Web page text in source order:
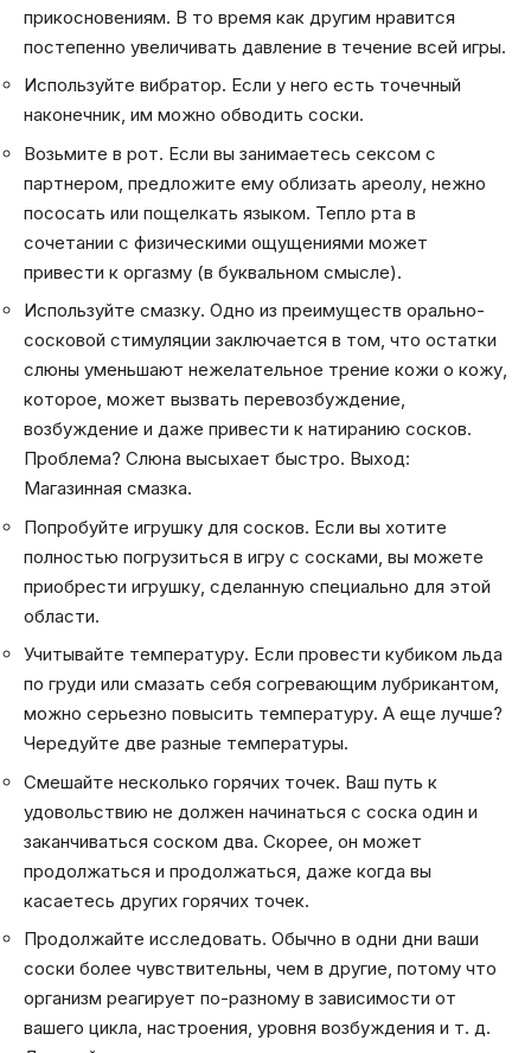
прикосновениям. В то время как другим нравится
постепенно увеличивать давление в течение всей игры.
Используйте вибратор. Если у него есть точечный
наконечник, им можно обводить соски.
Возьмите в рот. Если вы занимаетесь сексом с
партнером, предложите ему облизать ареолу, нежно
пососать или пощелкать языком. Тепло рта в
сочетании с физическими ощущениями может
привести к оргазму (в буквальном смысле).
Используйте смазку. Одно из преимуществ орально-
сосковой стимуляции заключается в том, что остатки
слюны уменьшают нежелательное трение кожи о кожу,
которое, может вызвать перевозбуждение,
возбуждение и даже привести к натиранию сосков.
Проблема? Слюна высыхает быстро. Выход:
Магазинная смазка.
Попробуйте игрушку для сосков. Если вы хотите
полностью погрузиться в игру с сосками, вы можете
приобрести игрушку, сделанную специально для этой
области.
Учитывайте температуру. Если провести кубиком льда
по груди или смазать себя согревающим лубрикантом,
можно серьезно повысить температуру. А еще лучше?
Чередуйте две разные температуры.
Смешайте несколько горячих точек. Ваш путь к
удовольствию не должен начинаться с соска один и
заканчиваться соском два. Скорее, он может
продолжаться и продолжаться, даже когда вы
касаетесь других горячих точек.
Продолжайте исследовать. Обычно в одни дни ваши
соски более чувствительны, чем в другие, потому что
организм реагирует по-разному в зависимости от
вашего цикла, настроения, уровня возбуждения и т. д.